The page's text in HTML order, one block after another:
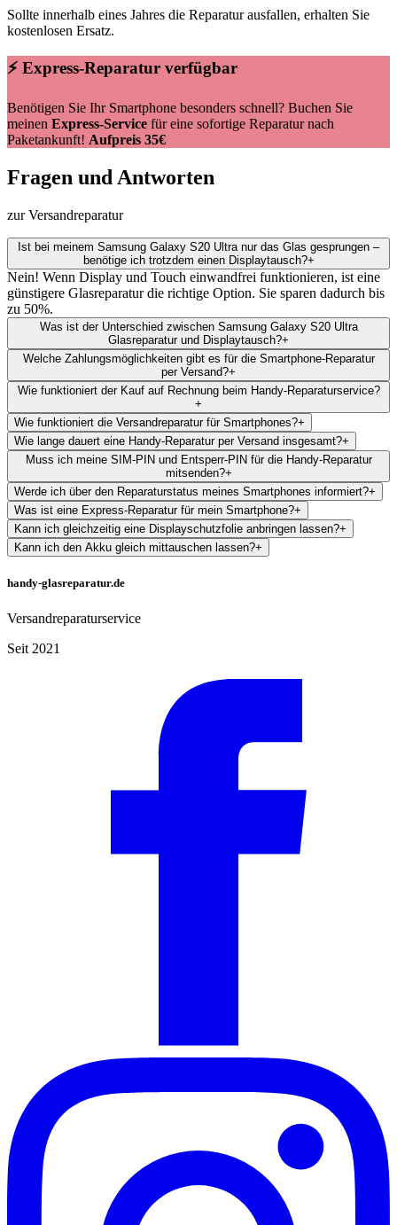
Sollte innerhalb eines Jahres die Reparatur ausfallen, erhalten Sie
kostenlosen Ersatz.
⚡ Express-Reparatur verfügbar
Benötigen Sie Ihr Smartphone besonders schnell? Buchen Sie
meinen Express-Service für eine sofortige Reparatur nach
Paketankunft! Aufpreis 35€
Fragen und Antworten
zur Versandreparatur
Ist bei meinem Samsung Galaxy S20 Ultra nur das Glas gesprungen –
benötige ich trotzdem einen Displaytausch?+
Nein! Wenn Display und Touch einwandfrei funktionieren, ist eine
günstigere Glasreparatur die richtige Option. Sie sparen dadurch bis
zu 50%.
Was ist der Unterschied zwischen Samsung Galaxy S20 Ultra
Glasreparatur und Displaytausch?+
Welche Zahlungsmöglichkeiten gibt es für die Smartphone-Reparatur
per Versand?+
Wie funktioniert der Kauf auf Rechnung beim Handy-Reparaturservice?
+
Wie funktioniert die Versandreparatur für Smartphones?+
Wie lange dauert eine Handy-Reparatur per Versand insgesamt?+
Muss ich meine SIM-PIN und Entsperr-PIN für die Handy-Reparatur
mitsenden?+
Werde ich über den Reparaturstatus meines Smartphones informiert?+
Was ist eine Express-Reparatur für mein Smartphone?+
Kann ich gleichzeitig eine Displayschutzfolie anbringen lassen?+
Kann ich den Akku gleich mittauschen lassen?+
handy-glasreparatur.de
Versandreparaturservice
Seit 2021